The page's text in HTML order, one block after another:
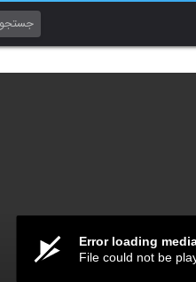
Error loading
File could not be